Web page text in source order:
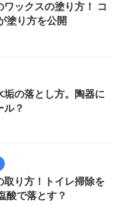
ワックスの塗り方！ コ
塗り方を公開
垢の落とし方。陶器に
ル？
取り方！トイレ掃除を
酸で落とす？